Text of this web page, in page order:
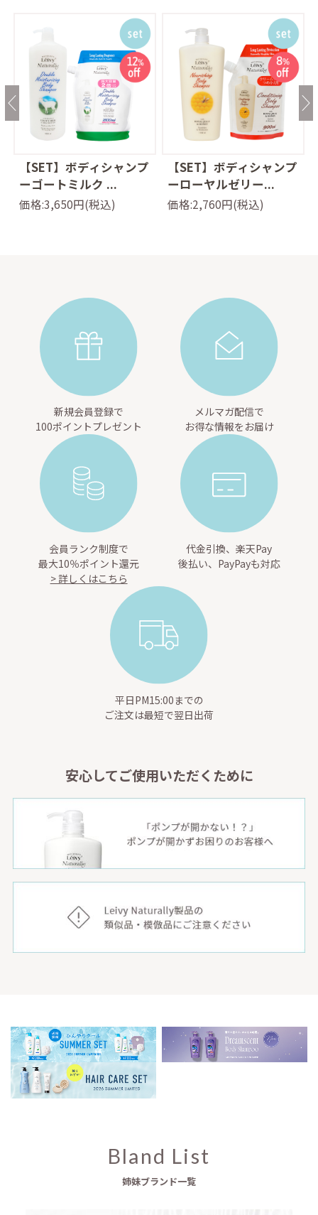
【SET】ボディシャンプ
ーゴートミルク ...
価格:3,650円(税込)
【SET】ボディシャンプ
ーローヤルゼリー...
価格:2,760円(税込)
新規会員登録で
100ポイントプレゼント
メルマガ配信で
お得な情報をお届け
会員ランク制度で
最大10％ポイント還元
> 詳しくはこちら
代金引換、楽天Pay
後払い、PayPayも対応
平日PM15:00までの
ご注文は最短で翌日出荷
安心してご使用いただくために
Bland List
姉妹ブランド一覧